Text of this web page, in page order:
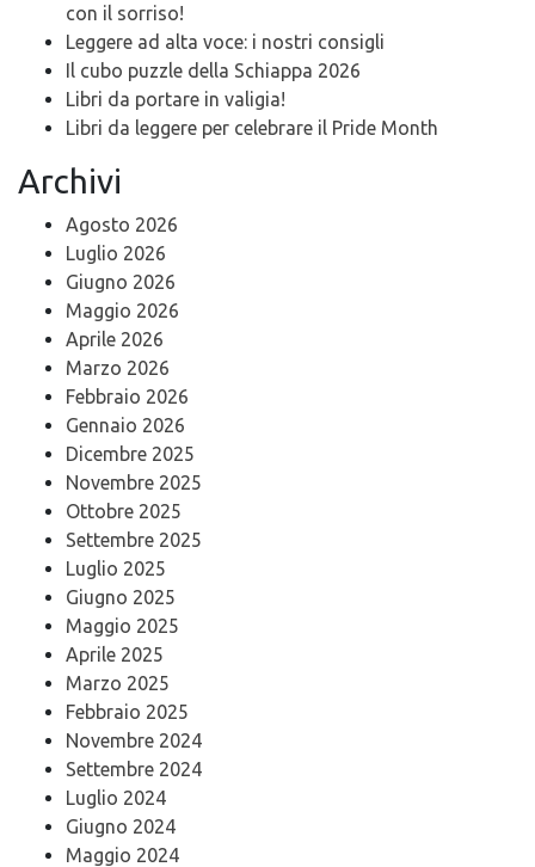
con il sorriso!
Leggere ad alta voce: i nostri consigli
Il cubo puzzle della Schiappa 2026
Libri da portare in valigia!
Libri da leggere per celebrare il Pride Month
Archivi
Agosto 2026
Luglio 2026
Giugno 2026
Maggio 2026
Aprile 2026
Marzo 2026
Febbraio 2026
Gennaio 2026
Dicembre 2025
Novembre 2025
Ottobre 2025
Settembre 2025
Luglio 2025
Giugno 2025
Maggio 2025
Aprile 2025
Marzo 2025
Febbraio 2025
Novembre 2024
Settembre 2024
Luglio 2024
Giugno 2024
Maggio 2024